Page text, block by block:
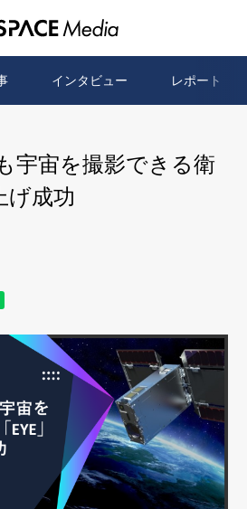
インタビュー レポート
宇宙を撮影できる衛
げ成功